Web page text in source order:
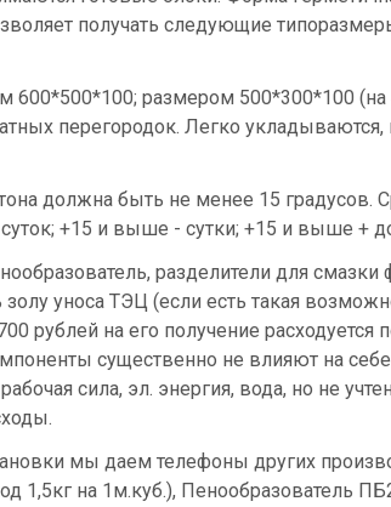
получать следующие
600*500*100; размером 500*300*100 (на
перегородок. Легко укладываются,
должна быть не менее 15 градусов.
+15 и выше - сутки; +15 и выше +
разделители для
уноса ТЭЦ (если есть такая
рублей на его получение расходуется
существенно не влияют на
сила, эл. энергия, вода, но не
мы даем телефоны других
1,5кг на 1м.куб.), Пенообразователь